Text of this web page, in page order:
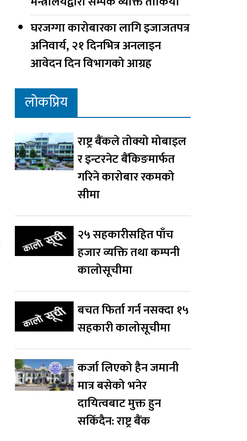
घरजग्गा कारोबारका लागि इजाजतपत्र
अनिवार्य, २१ दिनभित्र अनलाइन
आवेदन दिन विभागको आग्रह
लोकप्रिय
राष्ट्र बैंकले तोक्यो मोबाइल
र इन्टरनेट बैंकिङमार्फत
गरिने कारोबार रकमको
सीमा
२५ सहकारीसहित पाँच
हजार व्यक्ति तथा कम्पनी
कालोसूचीमा
बचत फिर्ता गर्न नसक्दा १५
सहकारी कालोसूचीमा
कर्जा लिएको हैन जमानी
मात्र बसेको भनेर
दायित्वबाट मुक्त हुन
सकिँदैन: राष्ट्र बैंक